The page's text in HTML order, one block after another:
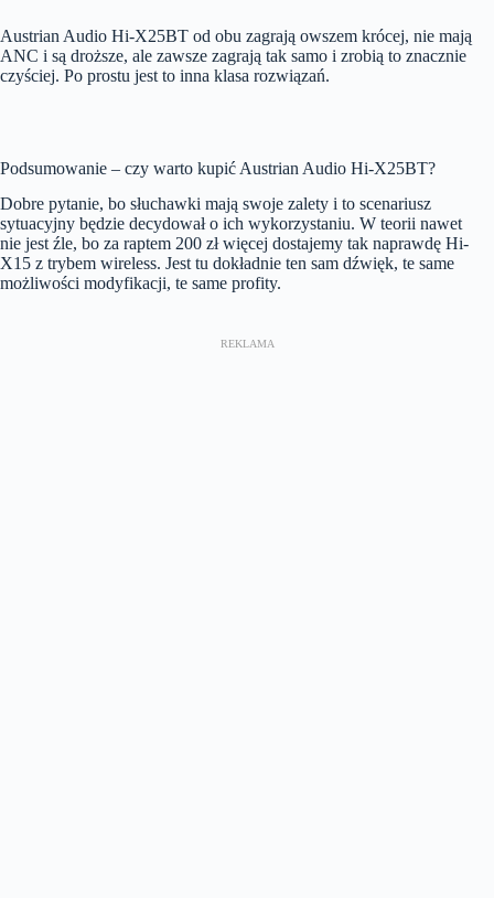
Austrian Audio Hi-X25BT od obu zagrają owszem krócej, nie mają
ANC i są droższe, ale zawsze zagrają tak samo i zrobią to znacznie
czyściej. Po prostu jest to inna klasa rozwiązań.
Podsumowanie – czy warto kupić Austrian Audio Hi-X25BT?
Dobre pytanie, bo słuchawki mają swoje zalety i to scenariusz
sytuacyjny będzie decydował o ich wykorzystaniu. W teorii nawet
nie jest źle, bo za raptem 200 zł więcej dostajemy tak naprawdę Hi-
X15 z trybem wireless. Jest tu dokładnie ten sam dźwięk, te same
możliwości modyfikacji, te same profity.